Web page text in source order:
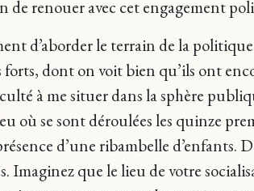
de renouer avec cet engagement
d’aborder le terrain de la
dont on voit bien qu’ils ont
à me situer dans la sphère
se sont déroulées les quinze
d’une ribambelle d’enfants.
que le lieu de votre